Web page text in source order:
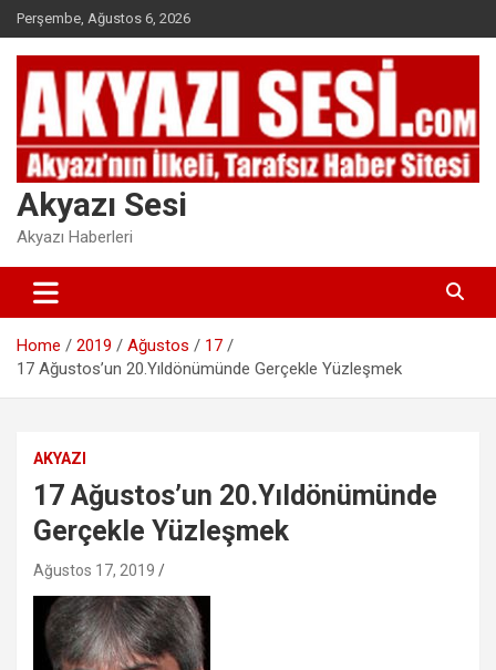
Skip
to
content
Perşembe, Ağustos 6, 2026
Akyazı Sesi
Akyazı Haberleri
Home 2019 Ağustos
17
17 Ağustos’un 20.Yıldönümünde Gerçekle Yüzleşmek
AKYAZI
17 Ağustos’un 20.Yıldönümünde
Gerçekle Yüzleşmek
Ağustos 17, 2019